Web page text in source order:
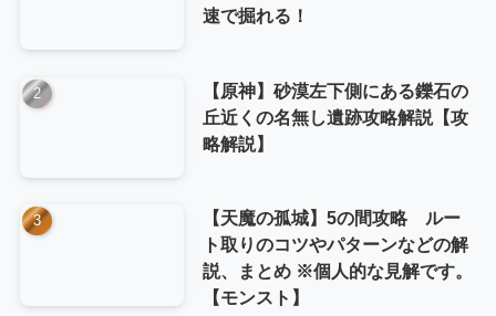
速で掘れる！
【原神】砂漠左下側にある鑠石の
丘近くの名無し遺跡攻略解説【攻
略解説】
【天魔の孤城】5の間攻略 ルー
ト取りのコツやパターンなどの解
説、まとめ ※個人的な見解です。
【モンスト】